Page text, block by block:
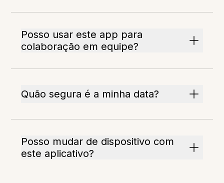
Posso usar este app para
colaboração em equipe?
Quão segura é a minha data?
Posso mudar de dispositivo com
este aplicativo?